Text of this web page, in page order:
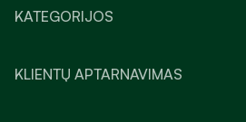
KATEGORIJOS
KLIENTŲ APTARNAVIMAS